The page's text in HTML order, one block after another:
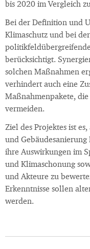
bis 2020 im Vergleich
Bei der Definition und
Klimaschutz­ und bei
berücksichtigt.
solchen Maßnahmen
verhindert auch eine
Maßnahmenpakete,
vermeiden.
Ziel des Projektes ist
und
ihre Auswirkungen im
und Klimaschonung
und Akteure zu
Erkenntnisse sollen
werden.